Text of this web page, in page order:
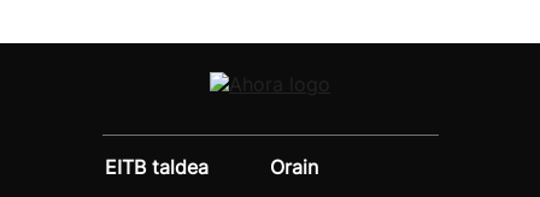
EITB taldea
Orain